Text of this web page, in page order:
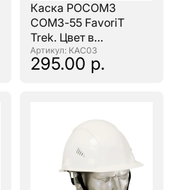
Каска РОСОМЗ
СОМЗ-55 FavoriT
Trek. Цвет в
ассортименте
: КАС03
295.00 р.